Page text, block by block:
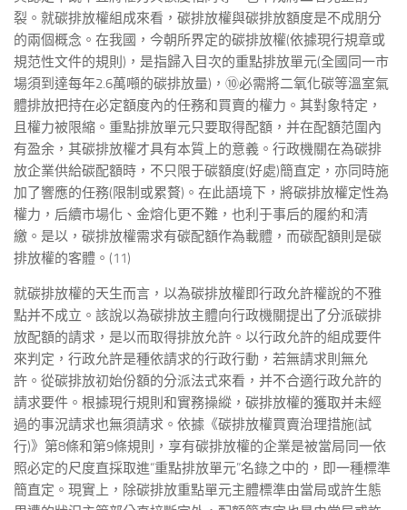
裂。就碳排放權組成來看，碳排放權與碳排放額度是不成朋分
的兩個概念。在我國，今朝所界定的碳排放權(依據現行規章或
規范性文件的規則)，是指歸入目次的重點排放單元(全國同一市
場須到達每年2.6萬噸的碳排放量)，⑩必需將二氧化碳等溫室氣
體排放把持在必定額度內的任務和買賣的權力。其對象特定，
且權力被限縮。重點排放單元只要取得配額，并在配額范圍內
有盈余，其碳排放權才具有本質上的意義。行政機關在為碳排
放企業供給碳配額時，不只限于碳額度(好處)簡直定，亦同時施
加了響應的任務(限制或累贅)。在此語境下，將碳排放權定性為
權力，后續市場化、金熔化更不難，也利于事后的履約和清
繳。是以，碳排放權需求有碳配額作為載體，而碳配額則是碳
排放權的客體。(11)
就碳排放權的天生而言，以為碳排放權即行政允許權說的不雅
點并不成立。該說以為碳排放主體向行政機關提出了分派碳排
放配額的請求，是以而取得排放允許。以行政允許的組成要件
來判定，行政允許是種依請求的行政行動，若無請求則無允
許。從碳排放初始份額的分派法式來看，并不合適行政允許的
請求要件。根據現行規則和實務操縱，碳排放權的獲取并未經
過的事況請求也無須請求。依據《碳排放權買賣治理措施(試
行)》第8條和第9條規則，享有碳排放權的企業是被當局同一依
照必定的尺度直採取進“重點排放單元”名錄之中的，即一種標準
簡直定。現實上，除碳排放重點單元主體標準由當局或許生態